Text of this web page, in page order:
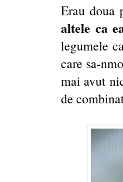
Erau doua
altele ca
legumele
care sa-
mai avut
de